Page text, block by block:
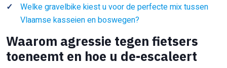
Welke gravelbike kiest u voor de perfecte mix tussen
Vlaamse kasseien en boswegen?
Waarom agressie tegen fietsers
toeneemt en hoe u de-escaleert